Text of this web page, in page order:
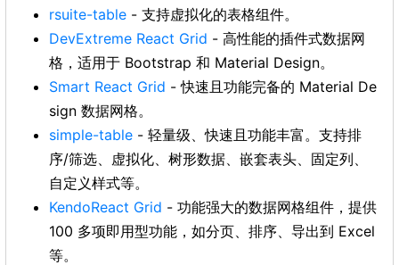
rsuite-table - 支持虚拟化的表格组件。
DevExtreme React Grid - 高性能的插件式数据网
格，适用于 Bootstrap 和 Material Design。
Smart React Grid - 快速且功能完备的 Material De
sign 数据网格。
simple-table - 轻量级、快速且功能丰富。支持排
序/筛选、虚拟化、树形数据、嵌套表头、固定列、
自定义样式等。
KendoReact Grid - 功能强大的数据网格组件，提供
100 多项即用型功能，如分页、排序、导出到 Excel
等。